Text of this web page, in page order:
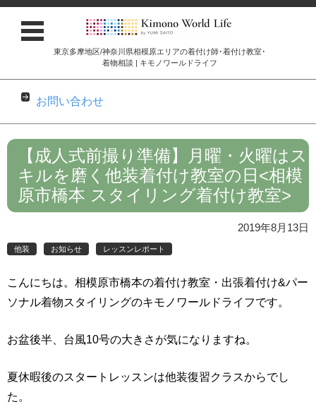
東京多摩地区/神奈川県相模原エリアの着付け師･着付け教室･
着物相談 | キモノワールドライフ
お問い合わせ
コンテンツに移動
【成人式前撮り準備】月曜・火曜はス
キルを磨く他装着付け教室の日<相模
原市橋本 スタイリング着付け教室>
2019年8月13日
他装 お知らせ レッスンレポート
こんにちは。相模原市橋本の着付け教室・出張着付け&パー
ソナル着物スタイリングのキモノワールドライフです。
お盆後半、台風10号の大きさが気になりますね。
夏休暇後のスタートレッスンは他装復習クラスからでし
た。